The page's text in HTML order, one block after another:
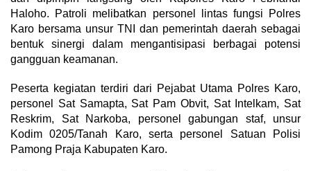
Haloho. Patroli melibatkan personel lintas fungsi Polres
Karo bersama unsur TNI dan pemerintah daerah sebagai
bentuk sinergi dalam mengantisipasi berbagai potensi
gangguan keamanan.
Peserta kegiatan terdiri dari Pejabat Utama Polres Karo,
personel Sat Samapta, Sat Pam Obvit, Sat Intelkam, Sat
Reskrim, Sat Narkoba, personel gabungan staf, unsur
Kodim 0205/Tanah Karo, serta personel Satuan Polisi
Pamong Praja Kabupaten Karo.